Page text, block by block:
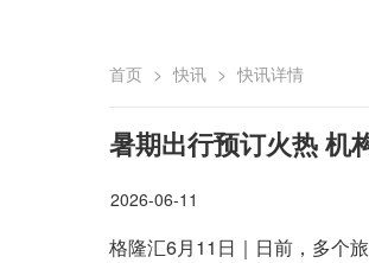
首页 > 快讯 > 快讯详情
暑期出行预订火热 机
2026-06-11
格隆汇6月11日｜日前，多个